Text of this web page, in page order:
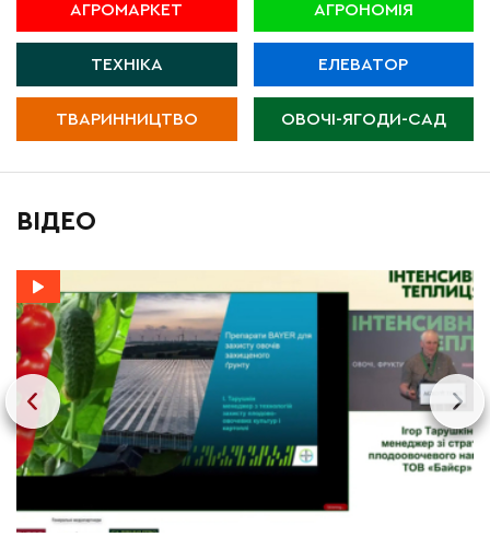
АГРОМАРКЕТ АГРОНОМІЯ
ТЕХНІКА ЕЛЕВАТОР
ТВАРИННИЦТВО ОВОЧІ-ЯГОДИ-САД
ВІДЕО